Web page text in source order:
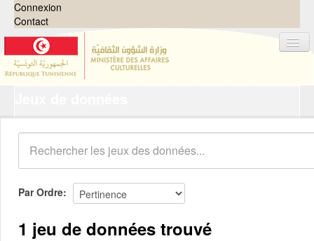
Connexion
Contact
Organisations
Groupes
Demandes 0
À propos
Par Ordre
1 jeu de données trouvé